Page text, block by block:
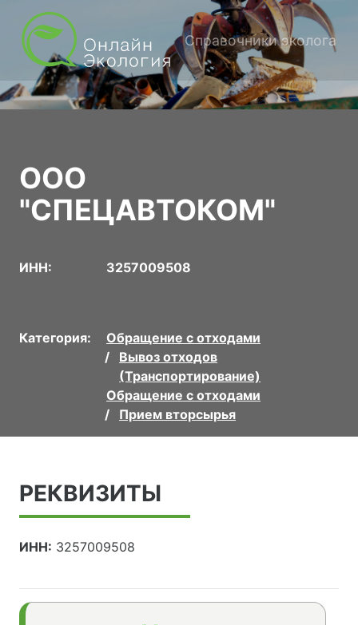
Справочники эколога
ООО
"СПЕЦАВТОКОМ"
ИНН: 3257009508
Категория:
Обращение с отходами
Вывоз отходов
(Транспортирование)
Обращение с отходами
Прием вторсырья
РЕКВИЗИТЫ
ИНН: 3257009508